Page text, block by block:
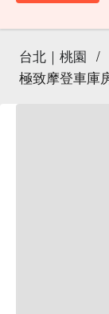
台北｜桃園 /
極致摩登車庫